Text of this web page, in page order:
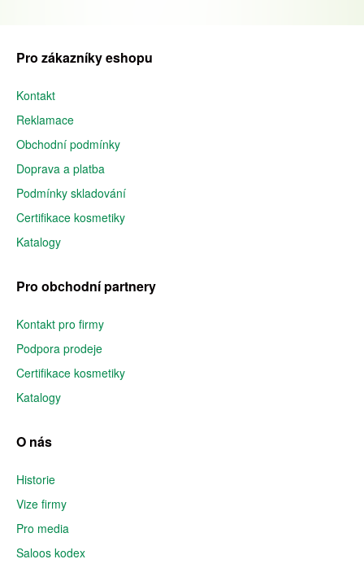
Pro zákazníky eshopu
Kontakt
Reklamace
Obchodní podmínky
Doprava a platba
Podmínky skladování
Certifikace kosmetiky
Katalogy
Pro obchodní partnery
Kontakt pro firmy
Podpora prodeje
Certifikace kosmetiky
Katalogy
O nás
Historie
Vize firmy
Pro media
Saloos kodex